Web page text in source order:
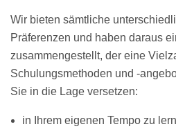
Wir bieten sämtliche
Präferenzen und haben daraus
zusammengestellt, der eine
Schulungsmethoden und -
Sie in die Lage versetzen:
in Ihrem eigenen Tempo zu